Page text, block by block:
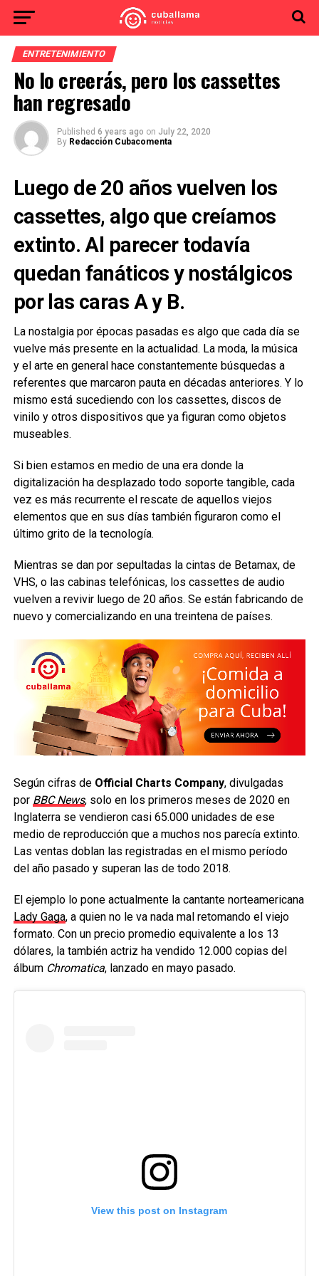
ENTRETENIMIENTO
No lo creerás, pero los cassettes
han regresado
Published 6 years ago on July 22, 2020
By Redacción Cubacomenta
Luego de 20 años vuelven los
cassettes, algo que creíamos
extinto. Al parecer todavía
quedan fanáticos y nostálgicos
por las caras A y B.
La nostalgia por épocas pasadas es algo que cada día se
vuelve más presente en la actualidad. La moda, la música
y el arte en general hace constantemente búsquedas a
referentes que marcaron pauta en décadas anteriores. Y lo
mismo está sucediendo con los cassettes, discos de
vinilo y otros dispositivos que ya figuran como objetos
museables.
Si bien estamos en medio de una era donde la
digitalización ha desplazado todo soporte tangible, cada
vez es más recurrente el rescate de aquellos viejos
elementos que en sus días también figuraron como el
último grito de la tecnología.
Mientras se dan por sepultadas la cintas de Betamax, de
VHS, o las cabinas telefónicas, los cassettes de audio
vuelven a revivir luego de 20 años. Se están fabricando de
nuevo y comercializando en una treintena de países.
Según cifras de Official Charts Company, divulgadas
por BBC News, solo en los primeros meses de 2020 en
Inglaterra se vendieron casi 65.000 unidades de ese
medio de reproducción que a muchos nos parecía extinto.
Las ventas doblan las registradas en el mismo período
del año pasado y superan las de todo 2018.
El ejemplo lo pone actualmente la cantante norteamericana
Lady Gaga, a quien no le va nada mal retomando el viejo
formato. Con un precio promedio equivalente a los 13
dólares, la también actriz ha vendido 12.000 copias del
álbum Chromatica, lanzado en mayo pasado.
View this post on Instagram